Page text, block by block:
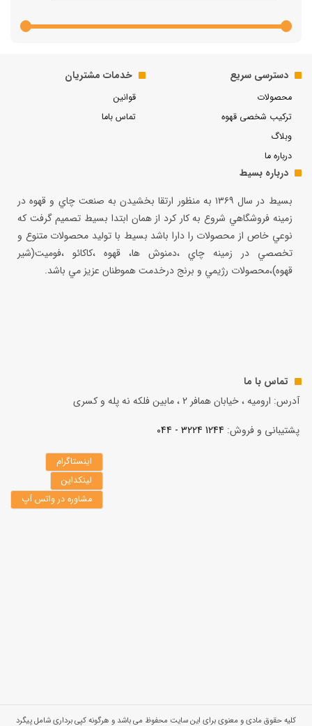
دسترسی سریع
محصولات
ترکیب شخصی قهوه
وبلاگ
درباره ما
خدمات مشتریان
قوانین
تماس باما
درباره بسیط
بسيط در سال ۱۳۶۹ به منظور ارتقا بخشيدن به صنعت چاي و قهوه در
زمينه فروشگاهي شروع به كار كرد از همان ابتدا بسيط تصميم گرفت كه
نوعي خاص از محصولات را دارا باشد بسيط با توليد محصولات متنوع و
تخصصي در زمينه چاي ،دمنوش ها، قهوه ،كاكائو ،فوميت(شير
قهوه)،محصولات رژيمي و برنج درخدمت هموطنان عزيز مي باشد.
تماس با ما
آدرس: ارومیه ، خیابان همافر 2 ، مابين فلكه نه پله و کسری
پشتیبانی و فروش: 1244 3224 - 044
اینستاگرام
لینکداین
مشاوره در واتس آپ
کلیه حقوق مادی و معنوی برای این سایت محفوظ می باشد و هرگونه کپی برداری شامل پیگرد